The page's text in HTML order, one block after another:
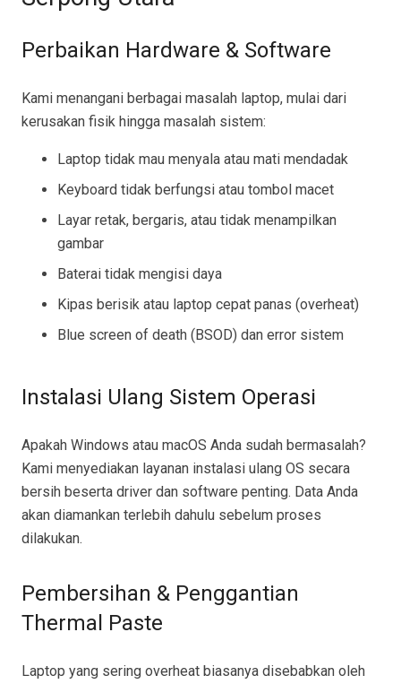
Perbaikan Hardware & Software
Kami menangani berbagai masalah laptop, mulai dari
kerusakan fisik hingga masalah sistem:
Laptop tidak mau menyala atau mati mendadak
Keyboard tidak berfungsi atau tombol macet
Layar retak, bergaris, atau tidak menampilkan
gambar
Baterai tidak mengisi daya
Kipas berisik atau laptop cepat panas (overheat)
Blue screen of death (BSOD) dan error sistem
Instalasi Ulang Sistem Operasi
Apakah Windows atau macOS Anda sudah bermasalah?
Kami menyediakan layanan instalasi ulang OS secara
bersih beserta driver dan software penting. Data Anda
akan diamankan terlebih dahulu sebelum proses
dilakukan.
Pembersihan & Penggantian
Thermal Paste
Laptop yang sering overheat biasanya disebabkan oleh